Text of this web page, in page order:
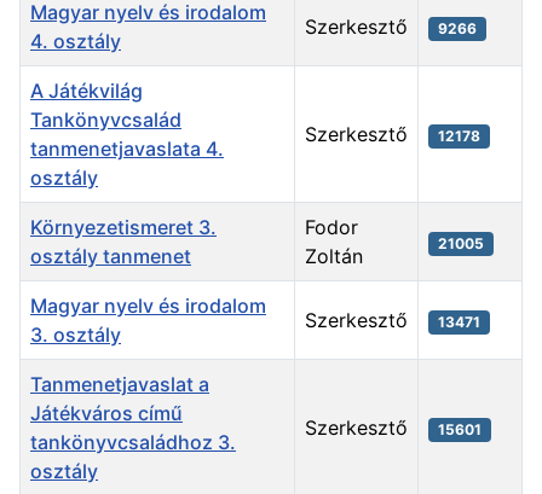
Magyar nyelv és irodalom
4. osztály
Szerkesztő 9266
A Játékvilág
Tankönyvcsalád
tanmenetjavaslata 4.
osztály
Szerkesztő 12178
Környezetismeret 3.
osztály tanmenet
Fodor
Zoltán
21005
Magyar nyelv és irodalom
3. osztály
Szerkesztő 13471
Tanmenetjavaslat a
Játékváros című
tankönyvcsaládhoz 3.
osztály
Szerkesztő 15601